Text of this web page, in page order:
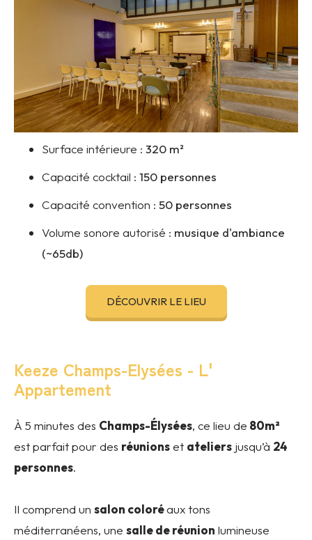
Surface intérieure : 320 m²
Capacité cocktail : 150 personnes
Capacité convention : 50 personnes
Volume sonore autorisé : musique d'ambiance
(~65db)
DÉCOUVRIR LE LIEU
Keeze Champs-Elysées - L'
Appartement
À 5 minutes des Champs-Élysées, ce lieu de 80m²
est parfait pour des réunionset ateliers jusqu’à 24
personnes.
Il comprend un salon coloréaux tons
méditerranéens, une salle de réunion lumineuse